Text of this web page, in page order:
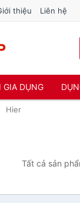
thiệu Liên hệ
GIA DỤNG
Hier
Tất cả sản